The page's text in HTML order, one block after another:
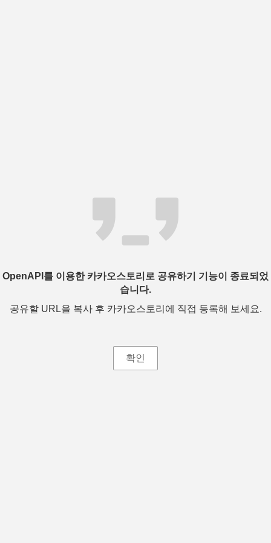
OpenAPI를 이용한 카카오스토리로 공유하기 기능이 종료되었
습니다.
공유할 URL을 복사 후 카카오스토리에 직접 등록해 보세요.
확인